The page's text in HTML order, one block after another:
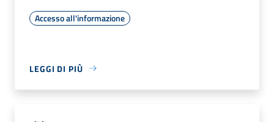
Accesso all'informazione
LEGGI DI PIÙ